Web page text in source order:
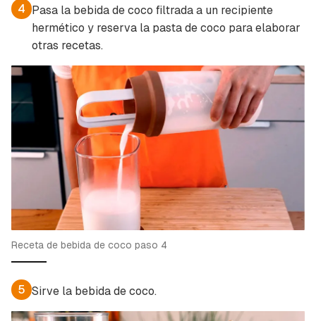
4 Pasa la bebida de coco filtrada a un recipiente
hermético y reserva la pasta de coco para elaborar
otras recetas.
Receta de bebida de coco paso 4
5 Sirve la bebida de coco.